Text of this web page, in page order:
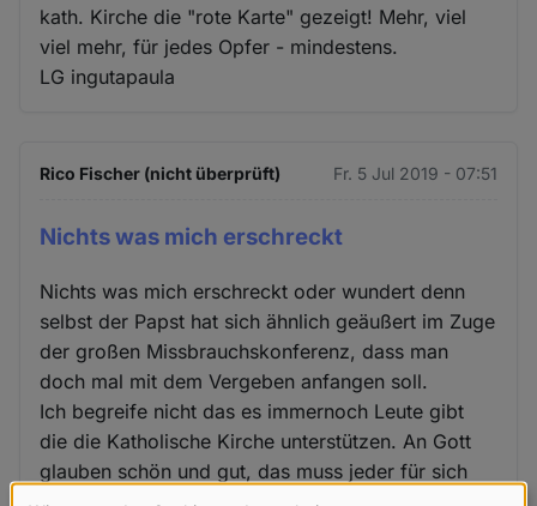
kath. Kirche die "rote Karte" gezeigt! Mehr, viel
viel mehr, für jedes Opfer - mindestens.
LG ingutapaula
Rico Fischer (nicht überprüft) Fr. 5 Jul 2019 - 07:51
Nichts was mich erschreckt
Nichts was mich erschreckt oder wundert denn
selbst der Papst hat sich ähnlich geäußert im Zuge
der großen Missbrauchskonferenz, dass man
doch mal mit dem Vergeben anfangen soll.
Ich begreife nicht das es immernoch Leute gibt
die die Katholische Kirche unterstützen. An Gott
glauben schön und gut, das muss jeder für sich
selbst wissen. Aber das kann man auch für sich